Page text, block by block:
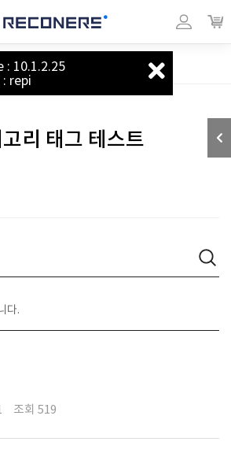
그 테스트
리 태그 테스트
다.
519
: 10.1.2.25
repi